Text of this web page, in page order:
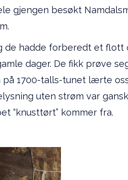
gjengen besøkt
de hadde forberedt et
dager. De fikk prøve
på 1700-talls-tunet lærte
uten strøm var
“knusttørt” kommer fra.